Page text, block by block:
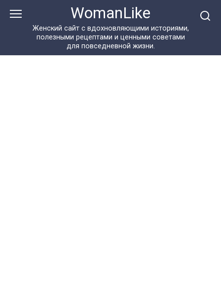
WomanLike
Женский сайт с вдохновляющими историями,
полезными рецептами и ценными советами
для повседневной жизни.